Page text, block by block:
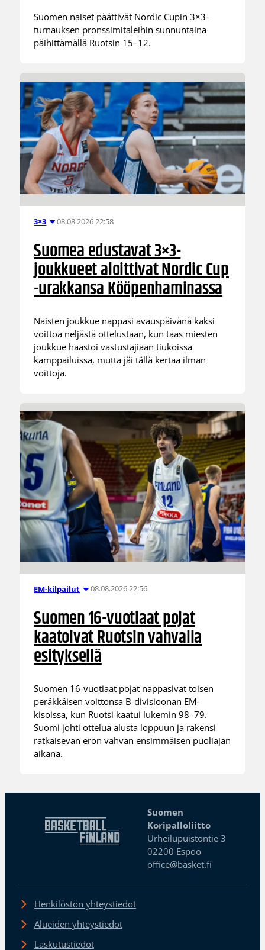
Suomen naiset päättivät Nordic Cupin 3×3-
turnauksen pronssimitaleihin sunnuntaina
päihittämällä Ruotsin 15–12.
3×3 08.08.2026 22:58
Suomea edustavat 3×3-
joukkueet aloittivat Nordic Cup
-urakkansa Kööpenhaminassa
Naisten joukkue nappasi avauspäivänä kaksi
voittoa neljästä ottelustaan, kun taas miesten
joukkue haastoi vastustajiaan tiukoissa
kamppailuissa, mutta jäi tällä kertaa ilman
voittoja.
EM-kilpailut 08.08.2026 22:56
Suomen 16-vuotiaat pojat
kaatoivat Ruotsin vahvalla
esityksellä
Suomen 16-vuotiaat pojat nappasivat toisen
peräkkäisen voittonsa B-divisioonan EM-
kisoissa, kun Ruotsi kaatui lukemin 98–79.
Suomi johti ottelua alusta loppuun ja rakensi
ratkaisevan eron vahvan ensimmäisen puoliajan
aikana.
Suomen
Koripalloliitto
Urheilupuistontie 3
02200 Espoo
office@basket.fi
Henkilöstön yhteystiedot
Alueiden yhteystiedot
Laskutustiedot